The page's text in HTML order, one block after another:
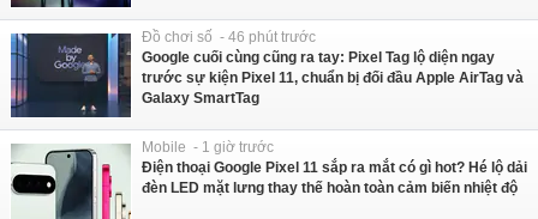
Đồ chơi số - 46 phút trước
Google cuối cùng cũng ra tay: Pixel Tag lộ diện ngay
trước sự kiện Pixel 11, chuẩn bị đối đầu Apple AirTag và
Galaxy SmartTag
Mobile - 1 giờ trước
Điện thoại Google Pixel 11 sắp ra mắt có gì hot? Hé lộ dải
đèn LED mặt lưng thay thế hoàn toàn cảm biến nhiệt độ